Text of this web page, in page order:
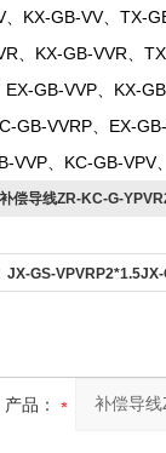
、KX-GB-VV、TX-
、KX-GB-VVR、
EX-GB-VVP、KX-
GB-VVRP、EX-
VVP、KC-GB-VPV
补偿导线ZR-KC-G-
JX-GS-
产品：